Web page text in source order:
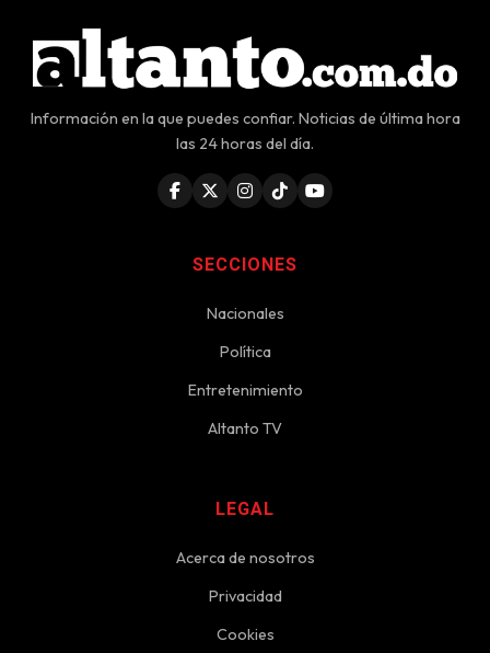
Información en la que puedes confiar. Noticias de última hora
las 24 horas del día.
SECCIONES
Nacionales
Política
Entretenimiento
Altanto TV
LEGAL
Acerca de nosotros
Privacidad
Cookies